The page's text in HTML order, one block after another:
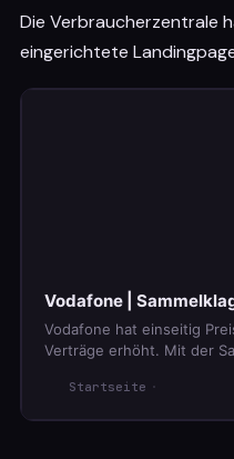
Die Verbraucherzentrale
eingerichtete
Vodafone |
Vodafone hat einseitig
Verträge erhöht. Mit der
zurückholen.
Startseite